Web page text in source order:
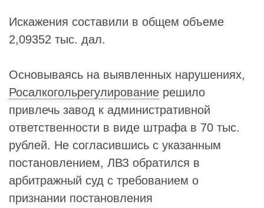
Искажения составили в общем объеме
2,09352 тыс. дал.
Основываясь на выявленных нарушениях,
Росалкогольрегулирование решило
привлечь завод к административной
ответственности в виде штрафа в 70 тыс.
рублей. Не согласившись с указанным
постановлением, ЛВЗ обратился в
арбитражный суд с требованием о
признании постановления